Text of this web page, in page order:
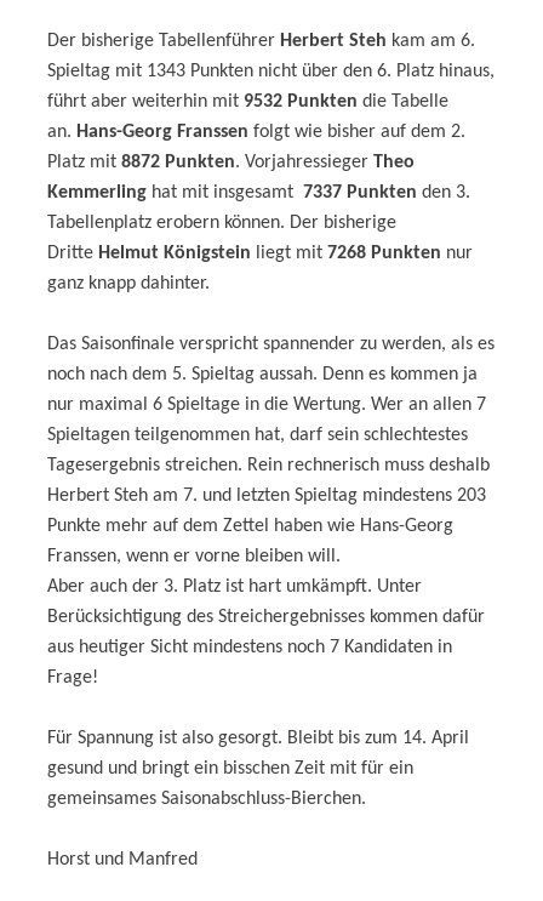
Der bisherige Tabellenführer Herbert Steh kam am 6.
Spieltag mit 1343 Punkten nicht über den 6. Platz hinaus,
führt aber weiterhin mit 9532 Punkten die Tabelle
an. Hans-Georg Franssen folgt wie bisher auf dem 2.
Platz mit 8872 Punkten. Vorjahressieger Theo
Kemmerling hat mit insgesamt 7337 Punkten den 3.
Tabellenplatz erobern können. Der bisherige
Dritte Helmut Königstein liegt mit 7268 Punkten nur
ganz knapp dahinter.
Das Saisonfinale verspricht spannender zu werden, als es
noch nach dem 5. Spieltag aussah. Denn es kommen ja
nur maximal 6 Spieltage in die Wertung. Wer an allen 7
Spieltagen teilgenommen hat, darf sein schlechtestes
Tagesergebnis streichen. Rein rechnerisch muss deshalb
Herbert Steh am 7. und letzten Spieltag mindestens 203
Punkte mehr auf dem Zettel haben wie Hans-Georg
Franssen, wenn er vorne bleiben will.
Aber auch der 3. Platz ist hart umkämpft. Unter
Berücksichtigung des Streichergebnisses kommen dafür
aus heutiger Sicht mindestens noch 7 Kandidaten in
Frage!
Für Spannung ist also gesorgt. Bleibt bis zum 14. April
gesund und bringt ein bisschen Zeit mit für ein
gemeinsames Saisonabschluss-Bierchen.
Horst und Manfred